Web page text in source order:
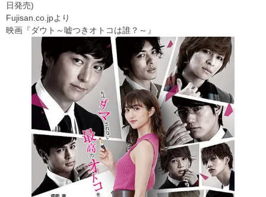
日発売)
Fujisan.co.jpより
映画『ダウト～嘘つきオトコは誰？～』